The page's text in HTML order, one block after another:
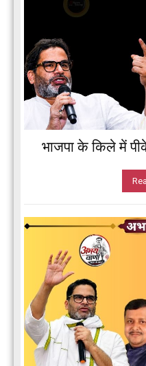
भाजपा के किले में